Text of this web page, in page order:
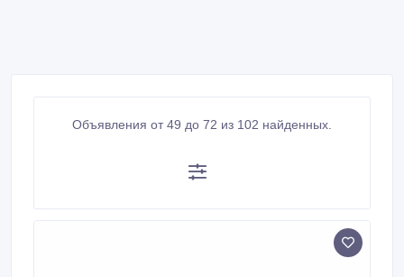
Объявления от 49 до 72 из 102 найденных.